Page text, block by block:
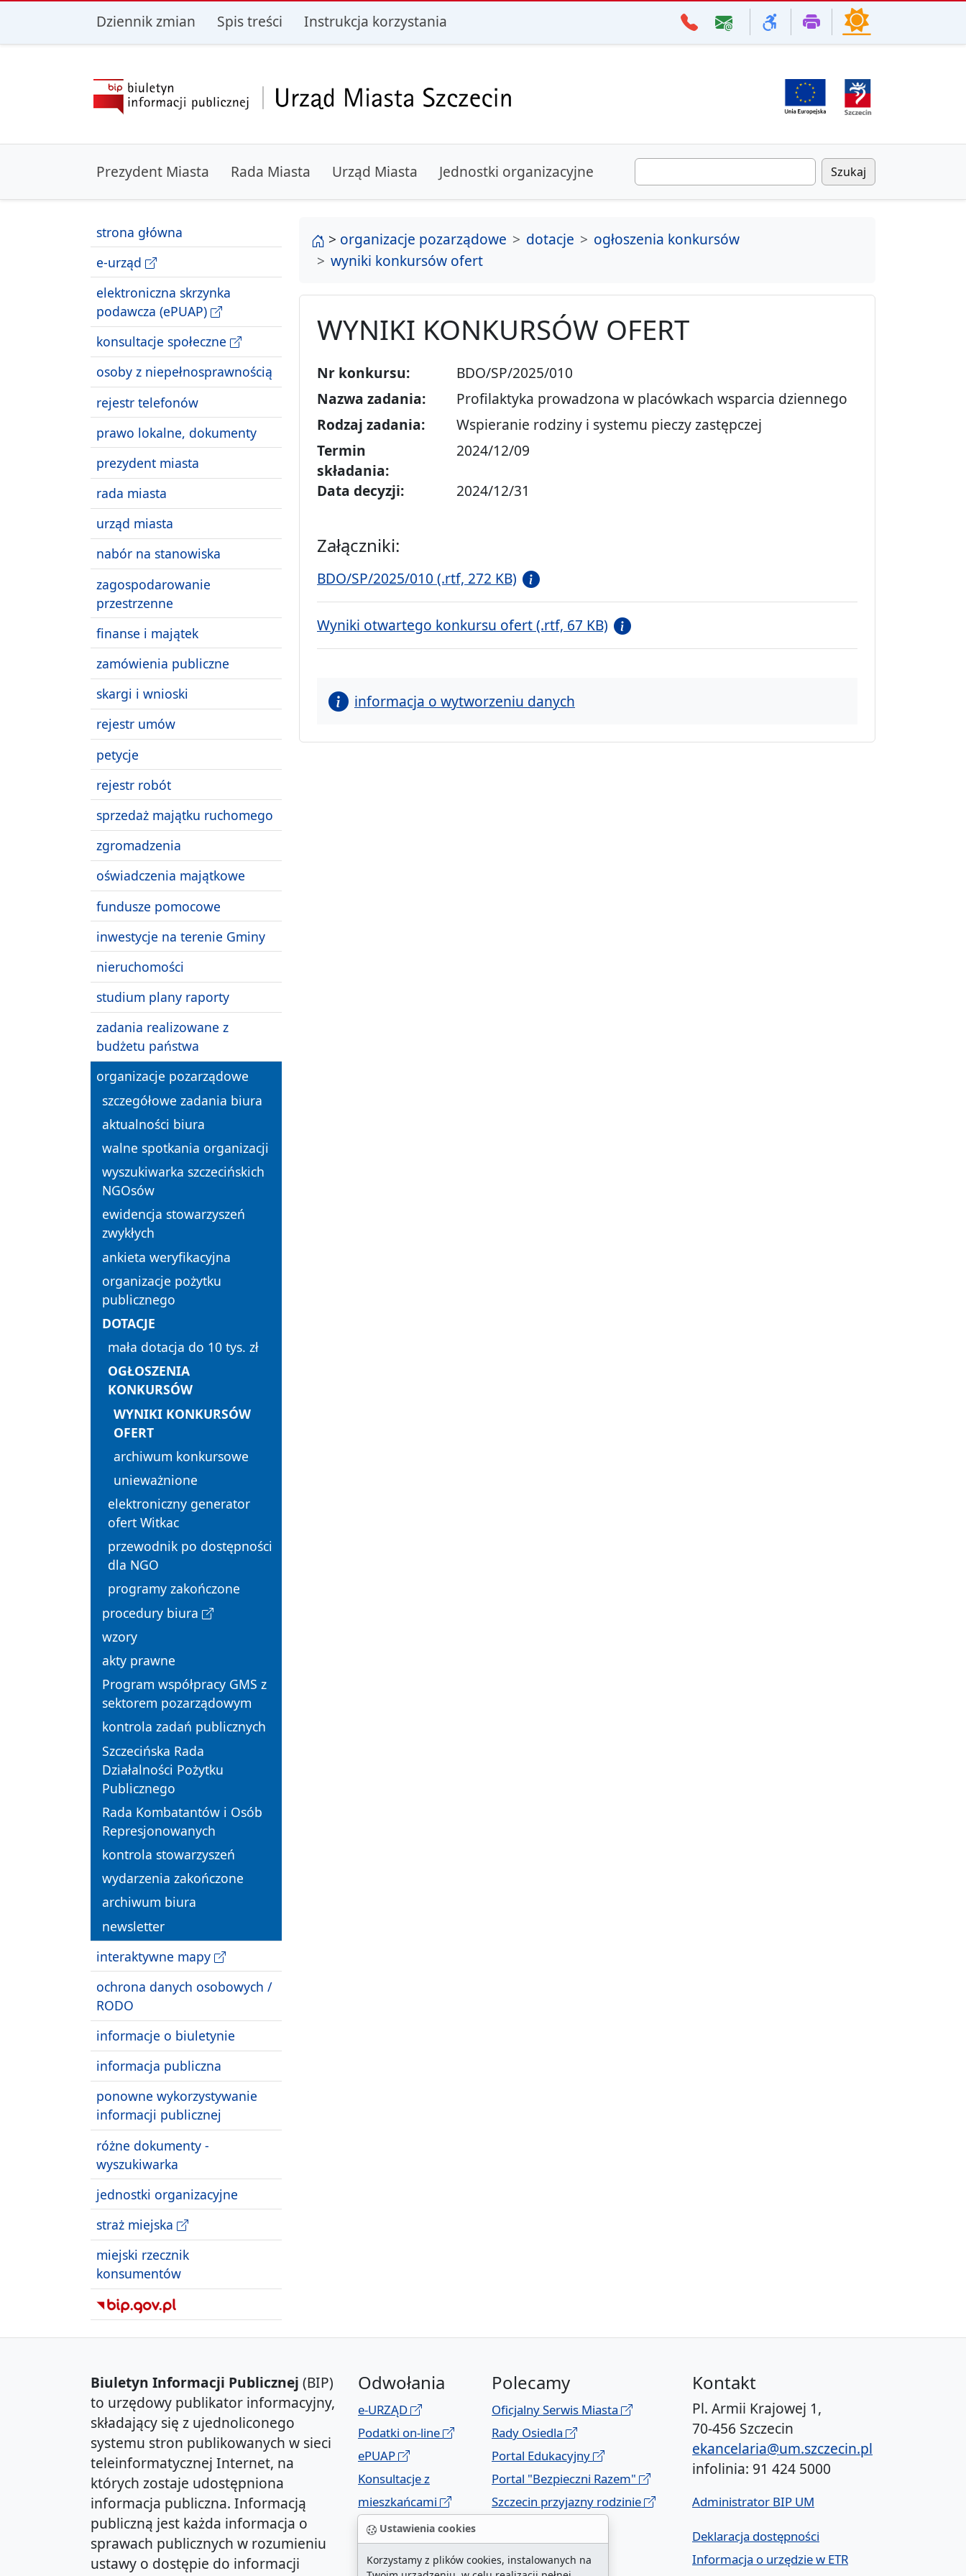
przejdź do głównego menu przejdź do treści
Ustawienia cookies
Korzystamy z plików cookies, instalowanych na
Dziennik zmian Spis treści Instrukcja korzystania
Prezydent Miasta Rada Miasta Urząd Miasta Jednostki organizacyjne Szukaj
strona główna
e-urząd
elektroniczna skrzynka
podawcza (ePUAP)
konsultacje społeczne
osoby z niepełnosprawnością
rejestr telefonów
prawo lokalne, dokumenty
prezydent miasta
rada miasta
urząd miasta
nabór na stanowiska
zagospodarowanie
przestrzenne
finanse i majątek
zamówienia publiczne
skargi i wnioski
rejestr umów
petycje
rejestr robót
sprzedaż majątku ruchomego
zgromadzenia
oświadczenia majątkowe
fundusze pomocowe
inwestycje na terenie Gminy
nieruchomości
studium plany raporty
zadania realizowane z
budżetu państwa
organizacje pozarządowe
szczegółowe zadania biura
aktualności biura
walne spotkania organizacji
wyszukiwarka szczecińskich
NGOsów
ewidencja stowarzyszeń
zwykłych
ankieta weryfikacyjna
organizacje pożytku
publicznego
DOTACJE
mała dotacja do 10 tys. zł
OGŁOSZENIA
KONKURSÓW
WYNIKI KONKURSÓW
OFERT
archiwum konkursowe
unieważnione
elektroniczny generator
ofert Witkac
przewodnik po dostępności
dla NGO
programy zakończone
procedury biura
wzory
akty prawne
Program współpracy GMS z
sektorem pozarządowym
kontrola zadań publicznych
Szczecińska Rada
Działalności Pożytku
Publicznego
Rada Kombatantów i Osób
Represjonowanych
kontrola stowarzyszeń
wydarzenia zakończone
archiwum biura
newsletter
interaktywne mapy
ochrona danych osobowych /
RODO
informacje o biuletynie
informacja publiczna
ponowne wykorzystywanie
informacji publicznej
różne dokumenty -
wyszukiwarka
jednostki organizacyjne
straż miejska
miejski rzecznik
konsumentów
strona główna
> organizacje pozarządowe dotacje
ogłoszenia konkursów
wyniki konkursów ofert
WYNIKI KONKURSÓW OFERT
Nr konkursu:
BDO/SP/2025/010
Nazwa zadania:
Profilaktyka prowadzona w placówkach wsparcia dziennego
Rodzaj zadania:
Wspieranie rodziny i systemu pieczy zastępczej
Termin
składania:
2024/12/09
Data decyzji: 2024/12/31
Załączniki:
BDO/SP/2025/010 (.rtf, 272 KB)
Wyniki otwartego konkursu ofert (.rtf, 67 KB)
informacja o wytworzeniu danych
Biuletyn Informacji Publicznej (BIP)
to urzędowy publikator informacyjny,
składający się z ujednoliconego
systemu stron publikowanych w sieci
teleinformatycznej Internet, na
których zostaje udostępniona
informacja publiczna. Informacją
publiczną jest każda informacja o
sprawach publicznych w rozumieniu
ustawy o dostępie do informacji
Odwołania
e-URZĄD
Podatki on-line
ePUAP
Konsultacje z
mieszkańcami
Geoportal
Polecamy
Oficjalny Serwis Miasta
Rady Osiedla
Portal Edukacyjny
Portal "Bezpieczni Razem"
Szczecin przyjazny rodzinie
Kontakt
Pl. Armii Krajowej 1,
70-456 Szczecin
ekancelaria@um.szczecin.pl
infolinia: 91 424 5000
Administrator BIP UM
Deklaracja dostępności
Informacja o urzędzie w ETR